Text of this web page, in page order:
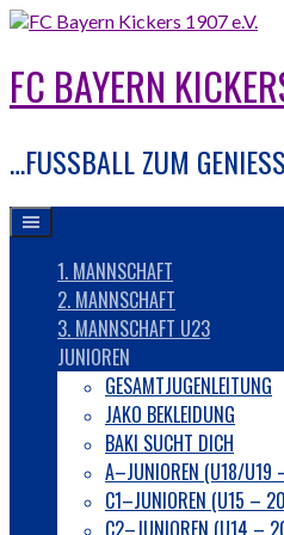
Springe
FC BAYERN
…FUSSBALL ZUM
1. MANNSCHAFT
2. MANNSCHAFT
3. MANNSCHAFT U23
JUNIOREN
GESAMTJUGENLEITUNG
JAKO BEKLEIDUNG
BAKI SUCHT DICH
A–JUNIOREN (U18/
C1–JUNIOREN (U15 –
C2–JUNIOREN (U14 –